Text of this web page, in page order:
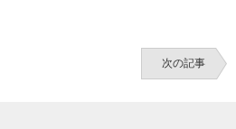
次の記事